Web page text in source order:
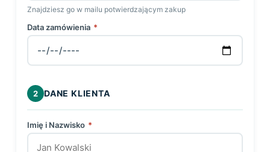
Znajdziesz go w mailu potwierdzającym zakup
Data zamówienia *
2 DANE KLIENTA
Imię i Nazwisko *